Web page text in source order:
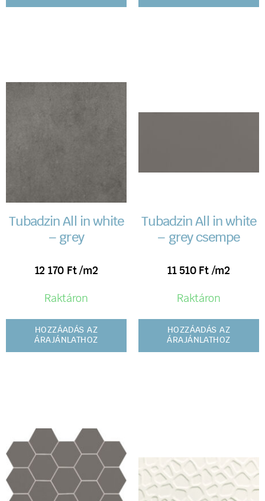
Tubadzin All in white
– grey
12 170 Ft /m2
Raktáron
HOZZÁADÁS AZ
ÁRAJÁNLATHOZ
Tubadzin All in white
– grey csempe
11 510 Ft /m2
Raktáron
HOZZÁADÁS AZ
ÁRAJÁNLATHOZ